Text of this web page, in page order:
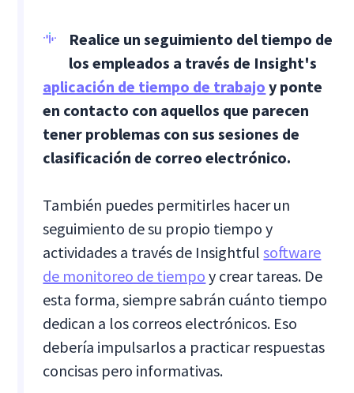
Realice un seguimiento del tiempo de
los empleados a través de Insight's
aplicación de tiempo de trabajo y ponte
en contacto con aquellos que parecen
tener problemas con sus sesiones de
clasificación de correo electrónico.
También puedes permitirles hacer un
seguimiento de su propio tiempo y
actividades a través de Insightfulsoftware
de monitoreo de tiempo y crear tareas. De
esta forma, siempre sabrán cuánto tiempo
dedican a los correos electrónicos. Eso
debería impulsarlos a practicar respuestas
concisas pero informativas.